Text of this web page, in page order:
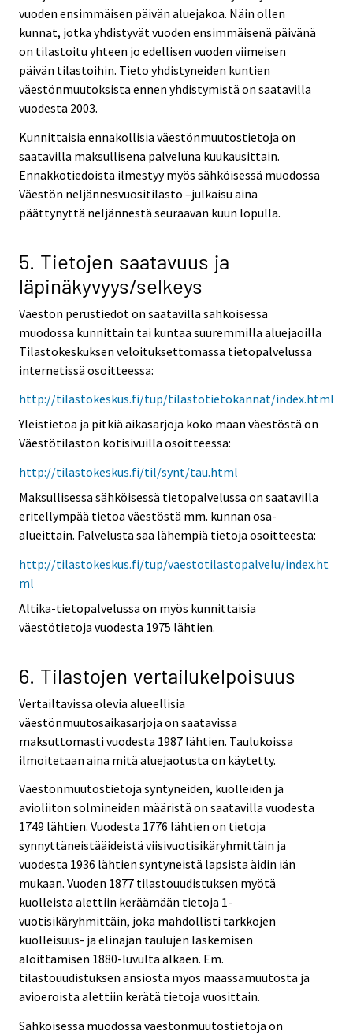
vuoden ensimmäisen päivän aluejakoa. Näin ollen
kunnat, jotka yhdistyvät vuoden ensimmäisenä päivänä
on tilastoitu yhteen jo edellisen vuoden viimeisen
päivän tilastoihin. Tieto yhdistyneiden kuntien
väestönmuutoksista ennen yhdistymistä on saatavilla
vuodesta 2003.
Kunnittaisia ennakollisia väestönmuutostietoja on
saatavilla maksullisena palveluna kuukausittain.
Ennakkotiedoista ilmestyy myös sähköisessä muodossa
Väestön neljännesvuositilasto –julkaisu aina
päättynyttä neljännestä seuraavan kuun lopulla.
5. Tietojen saatavuus ja
läpinäkyvyys/selkeys
Väestön perustiedot on saatavilla sähköisessä
muodossa kunnittain tai kuntaa suuremmilla aluejaoilla
Tilastokeskuksen veloituksettomassa tietopalvelussa
internetissä osoitteessa:
http://tilastokeskus.fi/tup/tilastotietokannat/index.html
Yleistietoa ja pitkiä aikasarjoja koko maan väestöstä on
Väestötilaston kotisivuilla osoitteessa:
http://tilastokeskus.fi/til/synt/tau.html
Maksullisessa sähköisessä tietopalvelussa on saatavilla
eritellympää tietoa väestöstä mm. kunnan osa-
alueittain. Palvelusta saa lähempiä tietoja osoitteesta:
http://tilastokeskus.fi/tup/vaestotilastopalvelu/index.ht
ml
Altika-tietopalvelussa on myös kunnittaisia
väestötietoja vuodesta 1975 lähtien.
6. Tilastojen vertailukelpoisuus
Vertailtavissa olevia alueellisia
väestönmuutosaikasarjoja on saatavissa
maksuttomasti vuodesta 1987 lähtien. Taulukoissa
ilmoitetaan aina mitä aluejaotusta on käytetty.
Väestönmuutostietoja syntyneiden, kuolleiden ja
avioliiton solmineiden määristä on saatavilla vuodesta
1749 lähtien. Vuodesta 1776 lähtien on tietoja
synnyttäneistääideistä viisivuotisikäryhmittäin ja
vuodesta 1936 lähtien syntyneistä lapsista äidin iän
mukaan. Vuoden 1877 tilastouudistuksen myötä
kuolleista alettiin keräämään tietoja 1-
vuotisikäryhmittäin, joka mahdollisti tarkkojen
kuolleisuus- ja elinajan taulujen laskemisen
aloittamisen 1880-luvulta alkaen. Em.
tilastouudistuksen ansiosta myös maassamuutosta ja
avioeroista alettiin kerätä tietoja vuosittain.
Sähköisessä muodossa väestönmuutostietoja on